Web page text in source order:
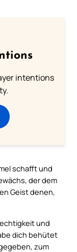
intentions
schafft und
der dem
Geist denen,
und
dich behütet
zum